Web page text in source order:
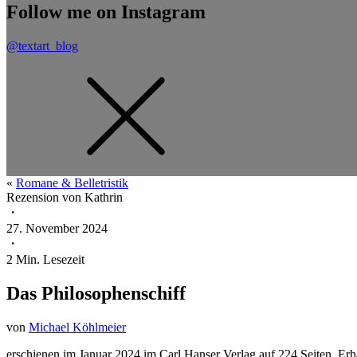
Follow me on Instagram
@textart_blog
« Romane & Belletristik
Rezension von Kathrin
・
27. November 2024
・
2 Min. Lesezeit
Das Philosophenschiff
von Michael Köhlmeier
erschienen im Januar 2024 im Carl Hanser Verlag auf 224 Seiten.